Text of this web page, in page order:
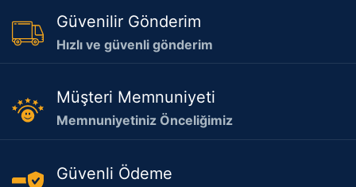
Güvenilir Gönderim
Hızlı ve güvenli gönderim
Müşteri Memnuniyeti
Memnuniyetiniz Önceliğimiz
Güvenli Ödeme